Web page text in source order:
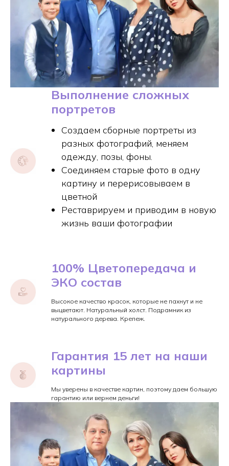
Выполнение сложных
портретов
Создаем сборные портреты из
разных фотографий, меняем
одежду, позы, фоны.
Соединяем старые фото в одну
картину и перерисовываем в
цветной
Реставрируем и приводим в новую
жизнь ваши фотографии
100% Цветопередача и
ЭКО состав
Высокое качество красок, которые не пахнут и не
выцветают. Натуральный холст. Подрамник из
натурального дерева. Крепеж.
Гарантия 15 лет на наши
картины
Мы уверены в качестве картин, поэтому даем большую
гарантию или вернем деньги!